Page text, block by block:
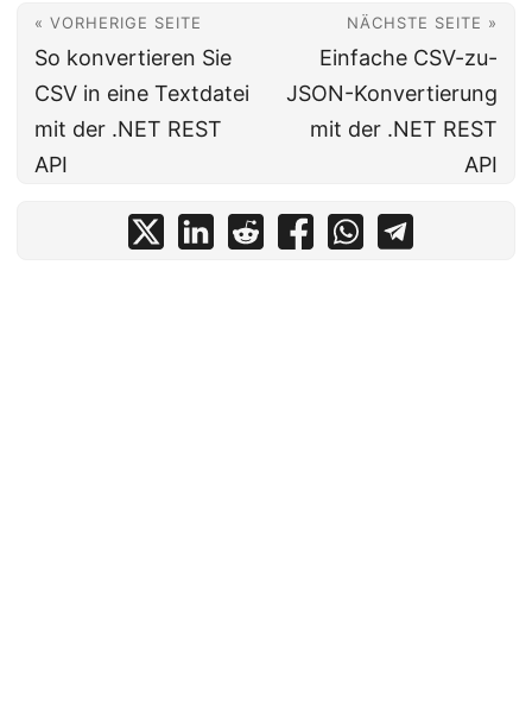
« VORHERIGE SEITE
So konvertieren Sie
CSV in eine Textdatei
mit der .NET REST
API
NÄCHSTE SEITE »
Einfache CSV-zu-
JSON-Konvertierung
mit der .NET REST
API